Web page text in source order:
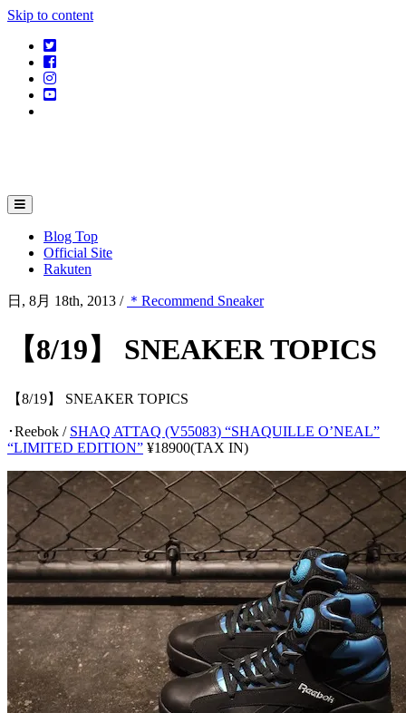
Skip to content
twitter
facebook
instagram
youtube
Blog Top
Official Site
Rakuten
日, 8月 18th, 2013 / ＊Recommend Sneaker
【8/19】 SNEAKER TOPICS
【8/19】 SNEAKER TOPICS
･Reebok / SHAQ ATTAQ (V55083) “SHAQUILLE O’NEAL”
“LIMITED EDITION” ¥18900(TAX IN)